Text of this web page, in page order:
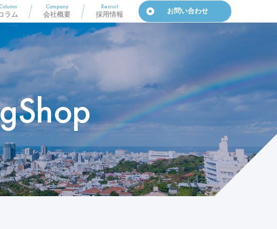
Column
ラム
Company
会社概要
Recruit
採用情報 お問い合わせ